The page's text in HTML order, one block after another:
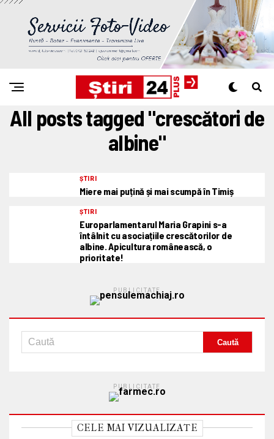
All posts tagged "crescători de
albine"
ȘTIRI
Miere mai puțină și mai scumpă în Timiș
ȘTIRI
Europarlamentarul Maria Grapini s-a
întâlnit cu asociațiile crescătorilor de
albine. Apicultura românească, o
prioritate!
PUBLICITATE
PUBLICITATE
CELE MAI VIZUALIZATE